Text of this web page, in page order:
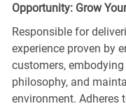
Opportunity: Grow
Responsible for
experience proven by
customers,
philosophy, and
environment. Adheres